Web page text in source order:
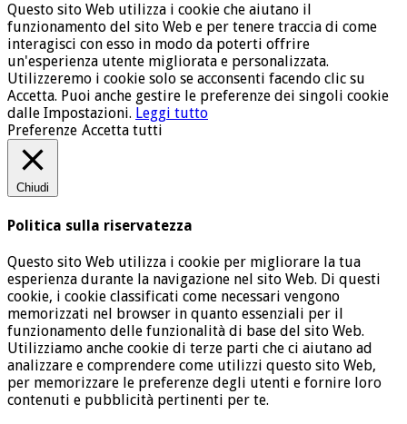
Questo sito Web utilizza i cookie che aiutano il
funzionamento del sito Web e per tenere traccia di come
interagisci con esso in modo da poterti offrire
un'esperienza utente migliorata e personalizzata.
Utilizzeremo i cookie solo se acconsenti facendo clic su
Accetta. Puoi anche gestire le preferenze dei singoli cookie
dalle Impostazioni. Leggi tutto
Preferenze Accetta tutti
Chiudi
Politica sulla riservatezza
Questo sito Web utilizza i cookie per migliorare la tua
esperienza durante la navigazione nel sito Web. Di questi
cookie, i cookie classificati come necessari vengono
memorizzati nel browser in quanto essenziali per il
funzionamento delle funzionalità di base del sito Web.
Utilizziamo anche cookie di terze parti che ci aiutano ad
analizzare e comprendere come utilizzi questo sito Web,
per memorizzare le preferenze degli utenti e fornire loro
contenuti e pubblicità pertinenti per te.